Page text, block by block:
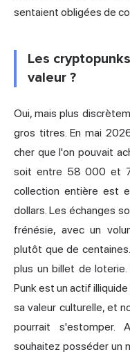
sentaient obligées de
Les
valeur ?
Oui, mais plus
gros titres. En mai
cher que l'on pouvait
soit entre 58 000 et
collection entière est
dollars. Les échanges
frénésie, avec un
plutôt que de
plus un billet de
Punk est un actif
sa valeur culturelle, et
pourrait s'estomper.
souhaitez posséder un